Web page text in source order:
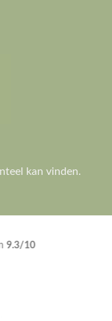
kan vinden.
9.3/10